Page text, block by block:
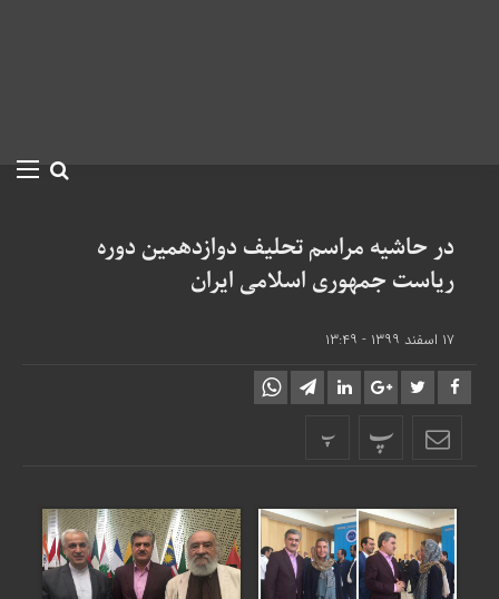
در حاشیه مراسم تحلیف دوازدهمین دوره
ریاست جمهوری اسلامى ایران
۱۷ اسفند ۱۳۹۹ - ۱۳:۴۹
پ پ